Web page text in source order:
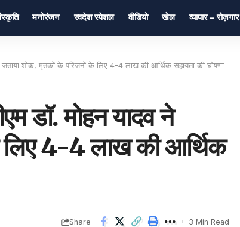
मनोरंजन स्वदेश स्पेशल वीडियो खेल व्यापार – रोज़गार
शोक, मृतकों के परिजनों के लिए 4-4 लाख की आर्थिक सहायता की घोषणा
मोहन यादव ने
4-4 लाख की आर्थिक
Share 3 Min Read